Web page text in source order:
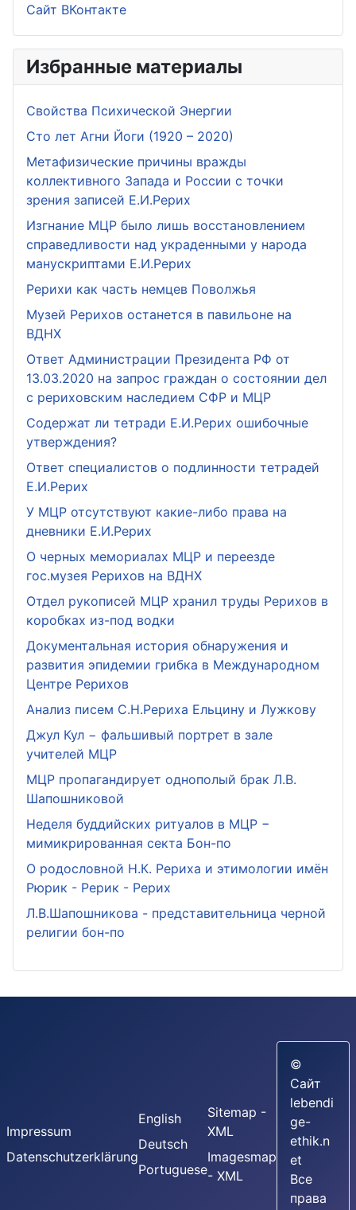
Сайт ВКонтакте
Избранные материалы
Свойства Психической Энергии
Сто лет Агни Йоги (1920 – 2020)
Метафизические причины вражды
коллективного Запада и России с точки
зрения записей Е.И.Рерих
Изгнание МЦР было лишь восстановлением
справедливости над украденными у народа
манускриптами Е.И.Рерих
Рерихи как часть немцев Поволжья
Музей Рерихов останется в павильоне на
ВДНХ
Ответ Администрации Президента РФ от
13.03.2020 на запрос граждан о состоянии дел
с рериховским наследием СФР и МЦР
Содержат ли тетради Е.И.Рерих ошибочные
утверждения?
Ответ специалистов о подлинности тетрадей
Е.И.Рерих
У МЦР отсутствуют какие-либо права на
дневники Е.И.Рерих
О черных мемориалах МЦР и переезде
гос.музея Рерихов на ВДНХ
Отдел рукописей МЦР хранил труды Рерихов в
коробках из-под водки
Документальная история обнаружения и
развития эпидемии грибка в Международном
Центре Рерихов
Анализ писем С.Н.Рериха Ельцину и Лужкову
Джул Кул − фальшивый портрет в зале
учителей МЦР
МЦР пропагандирует однополый брак Л.В.
Шапошниковой
Неделя буддийских ритуалов в МЦР −
мимикрированная секта Бон-по
О родословной Н.К. Рериха и этимологии имён
Рюрик - Рерик - Рерих
Л.В.Шапошникова - представительница черной
религии бон-по
Impressum
Datenschutzerklärung
English
Deutsch
Portuguese
Sitemap -
XML
Imagesmap
- XML
©
Сайт
lebendi
ge-
ethik.n
et
Все
права